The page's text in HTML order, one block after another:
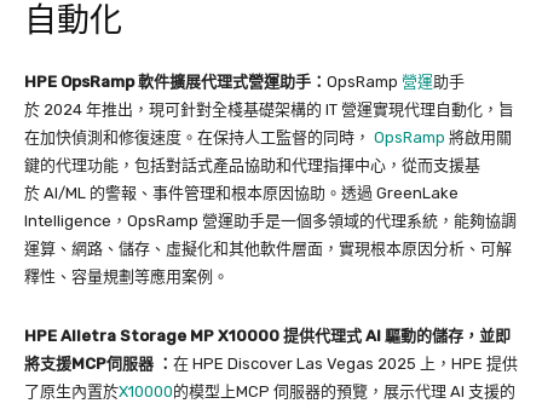
自動化
HPE OpsRamp軟件擴展代理式營運助手： OpsRamp 營運助手
於 2024 年推出，現可針對全棧基礎架構的 IT 營運實現代理自動化，旨
在加快偵測和修復速度。在保持人工監督的同時， OpsRamp 將啟用關
鍵的代理功能，包括對話式產品協助和代理指揮中心，從而支援基
於 AI/ML 的警報、事件管理和根本原因協助。透過 GreenLake
Intelligence，OpsRamp 營運助手是一個多領域的代理系統，能夠協調
運算、網路、儲存、虛擬化和其他軟件層面，實現根本原因分析、可解
釋性、容量規劃等應用案例。
HPE Alletra Storage MP X10000 提供代理式 AI 驅動的儲存，並即
將支援MCP伺服器 ： 在 HPE Discover Las Vegas 2025 上，HPE 提供
了原生內置於X10000的模型上MCP 伺服器的預覽，展示代理 AI 支援的